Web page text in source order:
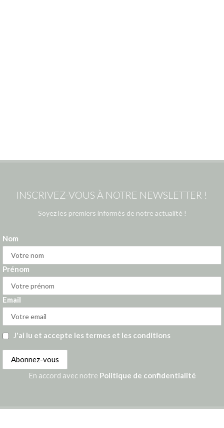
INSCRIVEZ-VOUS À NOTRE NEWSLETTER !
Soyez les premiers informés de notre actualité !
Nom
Prénom
Email
J'ai lu et accepte les termes et les conditions
En accord avec notre Politique de confidentialité